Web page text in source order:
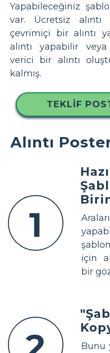
Yapabileceğiniz
var. Ücretsiz alıntı
çevrimiçi bir alıntı
alıntı yapabilir
verici bir alıntı
kalmış.
TEKLIF
Alıntı
1
için
bir
Bunu